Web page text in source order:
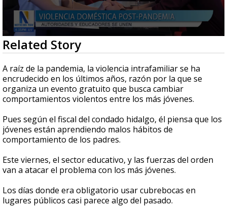
0
seconds
of
2
minutes,
46
seconds
Related Story
A raíz de la pandemia, la violencia intrafamiliar se ha
encrudecido en los últimos años, razón por la que se
organiza un evento gratuito que busca cambiar
comportamientos violentos entre los más jóvenes.
Pues según el fiscal del condado hidalgo, él piensa que los
jóvenes están aprendiendo malos hábitos de
comportamiento de los padres.
Este viernes, el sector educativo, y las fuerzas del orden
van a atacar el problema con los más jóvenes.
Los días donde era obligatorio usar cubrebocas en
lugares públicos casi parece algo del pasado.